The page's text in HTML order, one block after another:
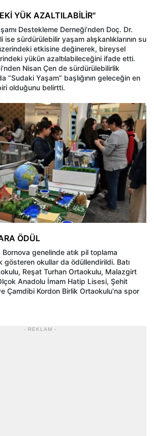
YÜK AZALTILABİLİR"
Destekleme Derneği’nden Doç. Dr.
sürdürülebilir yaşam alışkanlıklarının su
etkisine değinerek, bireysel
yükün azaltılabileceğini ifade etti.
Nisan Çen de sürdürülebilirlik
“Sudaki Yaşam” başlığının geleceğin en
olduğunu belirtti.
ÖDÜL
Bornova genelinde atık pil toplama
gösteren okullar da ödüllendirildi. Batı
Reşat Turhan Ortaokulu, Malazgirt
Anadolu İmam Hatip Lisesi, Şehit
Çamdibi Kordon Birlik Ortaokulu’na spor
- REKLAM -